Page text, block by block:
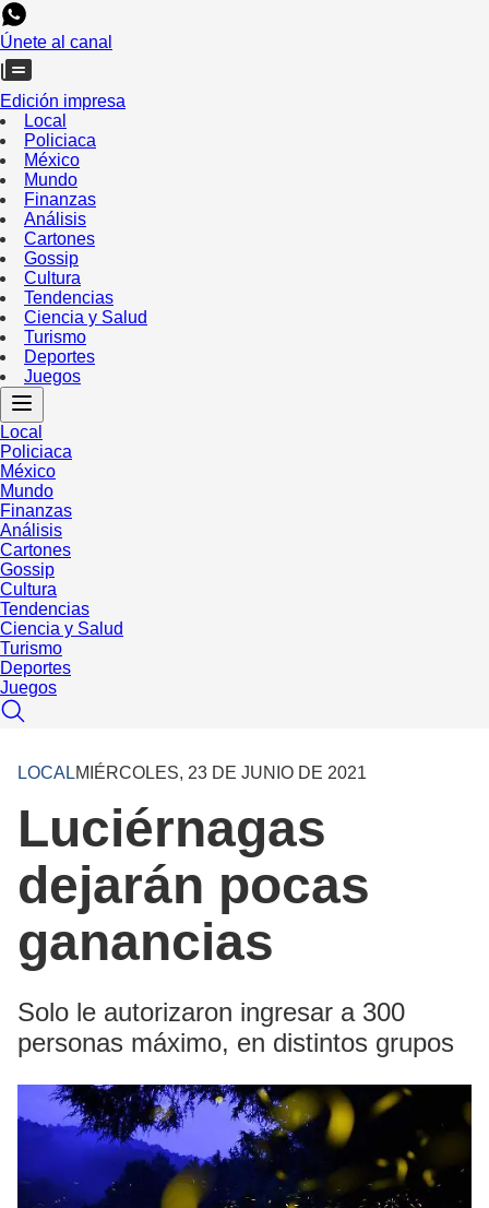
Únete al canal
Edición impresa
Local
Policiaca
México
Mundo
Finanzas
Análisis
Cartones
Gossip
Cultura
Tendencias
Ciencia y Salud
Turismo
Deportes
Juegos
Local
Policiaca
México
Mundo
Finanzas
Análisis
Cartones
Gossip
Cultura
Tendencias
Ciencia y Salud
Turismo
Deportes
Juegos
LOCALMIÉRCOLES, 23 DE JUNIO DE 2021
Luciérnagas
dejarán pocas
ganancias
Solo le autorizaron ingresar a 300
personas máximo, en distintos grupos